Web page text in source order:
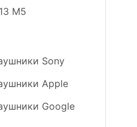
M5
Sony
Apple
Google